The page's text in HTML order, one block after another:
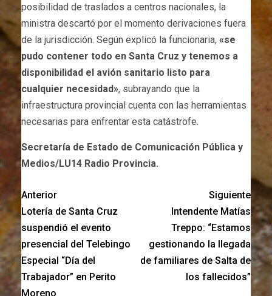
posibilidad de traslados a centros nacionales, la
ministra descartó por el momento derivaciones fuera
de la jurisdicción. Según explicó la funcionaria, «se
pudo contener todo en Santa Cruz y tenemos a
disponibilidad el avión sanitario listo para
cualquier necesidad», subrayando que la
infraestructura provincial cuenta con las herramientas
necesarias para enfrentar esta catástrofe.
Secretaría de Estado de Comunicación Pública y
Medios/LU14 Radio Provincia.
Anterior
Lotería de Santa Cruz
suspendió el evento
presencial del Telebingo
Especial “Día del
Trabajador” en Perito
Moreno
Siguiente
Intendente Matías
Treppo: “Estamos
gestionando la llegada
de familiares de Salta de
los fallecidos”